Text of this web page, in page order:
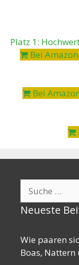
Platz 1:
Bei
Bei
Suche
Neueste
Wie paaren
Boas, Nattern